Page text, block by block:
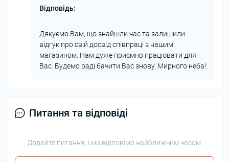
Відповідь:
Дякуємо Вам, що знайшли час та залишили
відгук про свій досвід співпраці з нашим
магазином. Нам дуже приємно працювати для
Вас. Будемо раді бачити Вас знову. Мирного неба!
Питання та відповіді
Додайте питання, і ми відповімо найближчим часом.